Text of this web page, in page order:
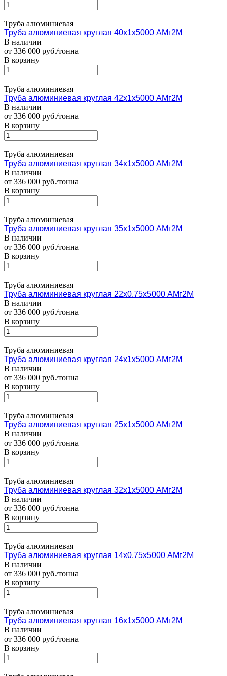
Труба алюминиевая
Труба алюминиевая круглая 40х1х5000 АМг2М
В наличии
от 336 000 руб./тонна
В корзину
Труба алюминиевая
Труба алюминиевая круглая 42х1х5000 АМг2М
В наличии
от 336 000 руб./тонна
В корзину
Труба алюминиевая
Труба алюминиевая круглая 34х1х5000 АМг2М
В наличии
от 336 000 руб./тонна
В корзину
Труба алюминиевая
Труба алюминиевая круглая 35х1х5000 АМг2М
В наличии
от 336 000 руб./тонна
В корзину
Труба алюминиевая
Труба алюминиевая круглая 22х0.75х5000 АМг2М
В наличии
от 336 000 руб./тонна
В корзину
Труба алюминиевая
Труба алюминиевая круглая 24х1х5000 АМг2М
В наличии
от 336 000 руб./тонна
В корзину
Труба алюминиевая
Труба алюминиевая круглая 25х1х5000 АМг2М
В наличии
от 336 000 руб./тонна
В корзину
Труба алюминиевая
Труба алюминиевая круглая 32х1х5000 АМг2М
В наличии
от 336 000 руб./тонна
В корзину
Труба алюминиевая
Труба алюминиевая круглая 14х0.75х5000 АМг2М
В наличии
от 336 000 руб./тонна
В корзину
Труба алюминиевая
Труба алюминиевая круглая 16х1х5000 АМг2М
В наличии
от 336 000 руб./тонна
В корзину